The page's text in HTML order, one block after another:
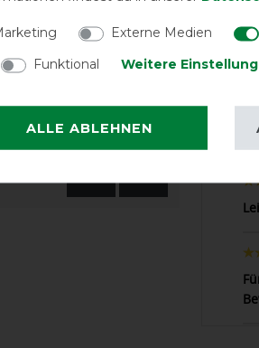
mit zwei großen
enthalten, kann
Externe Medien
Funktional Weitere
ALLE ABLEHNEN